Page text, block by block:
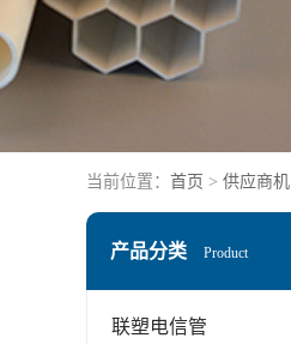
当前位置： 首页 > 供应商机
产品分类 Product
联塑电信管